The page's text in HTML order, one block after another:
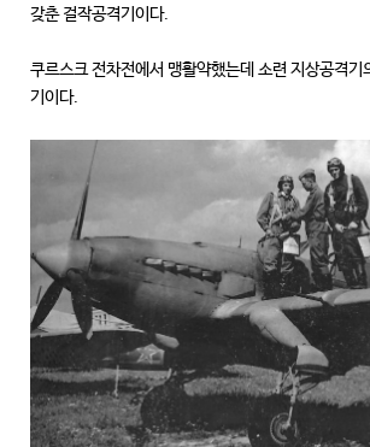
갖춘 걸작공격기이다.
쿠르스크 전차전에서 맹활약했는데 소련 지상공격기
기이다.